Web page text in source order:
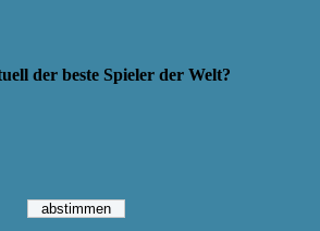
der beste Spieler der Welt?